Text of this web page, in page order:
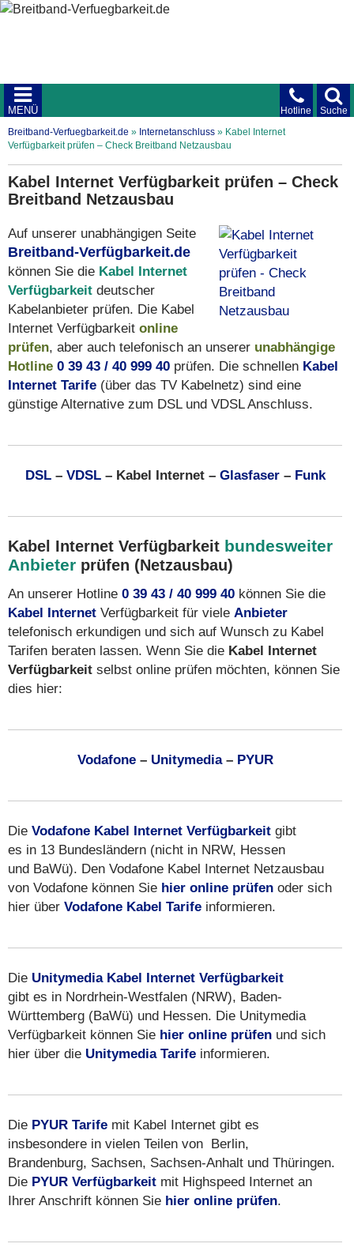
Suche
Hotline
MENÜ
Breitband-Verfuegbarkeit.de » Internetanschluss » Kabel Internet
Verfügbarkeit prüfen – Check Breitband Netzausbau
Kabel Internet Verfügbarkeit prüfen – Check
Breitband Netzausbau
Auf unserer unabhängigen Seite
Breitband-Verfügbarkeit.de
können Sie die Kabel Internet
Verfügbarkeit deutscher
Kabelanbieter prüfen. Die Kabel
Internet Verfügbarkeit online
prüfen, aber auch telefonisch an unserer unabhängige
Hotline 0 39 43 / 40 999 40 prüfen. Die schnellen Kabel
Internet Tarife (über das TV Kabelnetz) sind eine
günstige Alternative zum DSL und VDSL Anschluss.
DSL– VDSL– Kabel Internet – Glasfaser– Funk
Kabel Internet Verfügbarkeit bundesweiter
Anbieter prüfen (Netzausbau)
An unserer Hotline 0 39 43 / 40 999 40 können Sie die
Kabel Internet Verfügbarkeit für viele Anbieter
telefonisch erkundigen und sich auf Wunsch zu Kabel
Tarifen beraten lassen. Wenn Sie die Kabel Internet
Verfügbarkeit selbst online prüfen möchten, können Sie
dies hier:
Vodafone– Unitymedia– PYUR
Die Vodafone Kabel Internet Verfügbarkeit gibt
es in 13 Bundesländern (nicht in NRW, Hessen
und BaWü). Den Vodafone Kabel Internet Netzausbau
von Vodafone können Sie hier online prüfen oder sich
hier über Vodafone Kabel Tarife informieren.
Die Unitymedia Kabel Internet Verfügbarkeit
gibt es in Nordrhein-Westfalen (NRW), Baden-
Württemberg (BaWü) und Hessen. Die Unitymedia
Verfügbarkeit können Sie hier online prüfen und sich
hier über die Unitymedia Tarife informieren.
Die PYUR Tarife mit Kabel Internet gibt es
insbesondere in vielen Teilen von Berlin,
Brandenburg, Sachsen, Sachsen-Anhalt und Thüringen.
Die PYUR Verfügbarkeit mit Highspeed Internet an
Ihrer Anschrift können Sie hier online prüfen.